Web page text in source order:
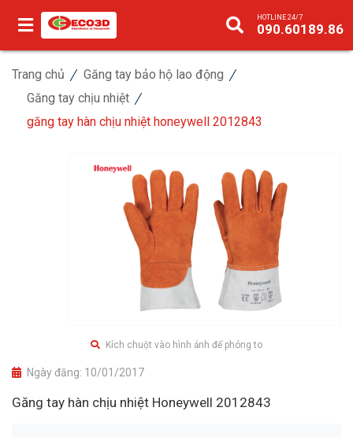
HOTLINE 24/7
090.60189.86
Trang chủ
Găng tay bảo hộ lao động
Găng tay chịu nhiệt
găng tay hàn chịu nhiệt honeywell 2012843
Kích chuột vào hình ảnh để phóng to
Ngày đăng: 10/01/2017
Găng tay hàn chịu nhiệt Honeywell 2012843